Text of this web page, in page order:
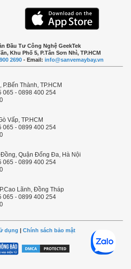
Đầu Tư Công Nghệ GeekTek
Khu Phố 5, P.Tân Sơn Nhì, TP.HCM
2690- Email: info@sanvemaybay.vn
Thành, TP.HCM
065 - 0898 400 254
Vấp, TP.HCM
065 - 0899 400 254
Quận Đống Đa, Hà Nội
065 - 0899 400 254
Lãnh, Đồng Tháp
065 - 0899 400 254
dụng Chính sách bảo mật